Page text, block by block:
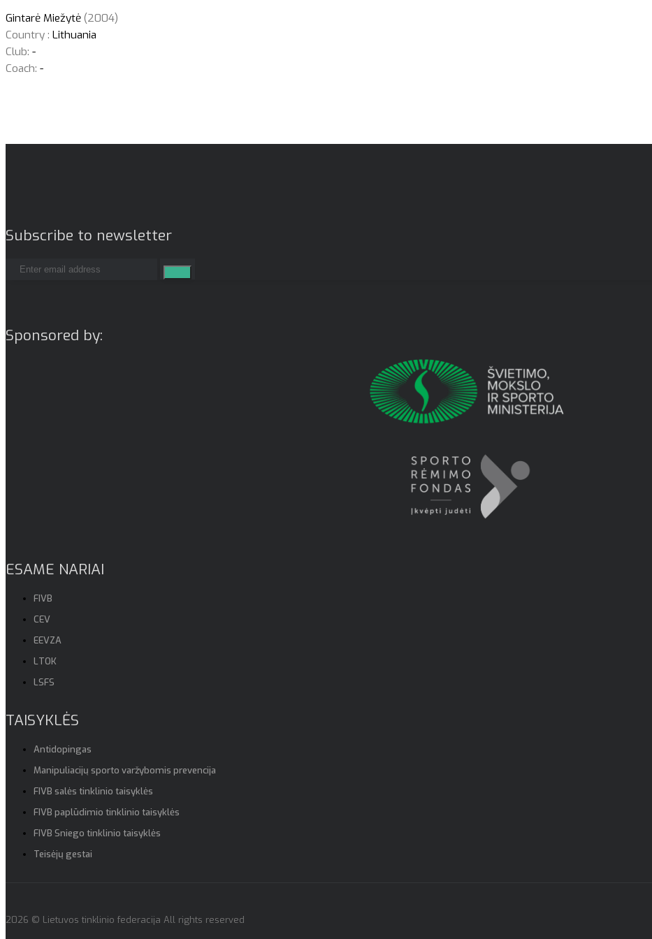
Gintarė Miežytė (2004)
Country : Lithuania
Club: -
Coach: -
Subscribe to newsletter
Sponsored by:
ESAME NARIAI
FIVB
CEV
EEVZA
LTOK
LSFS
TAISYKLĖS
Antidopingas
Manipuliacijų sporto varžybomis prevencija
FIVB salės tinklinio taisyklės
FIVB paplūdimio tinklinio taisyklės
FIVB Sniego tinklinio taisyklės
Teisėjų gestai
2026 © Lietuvos tinklinio federacija All rights reserved